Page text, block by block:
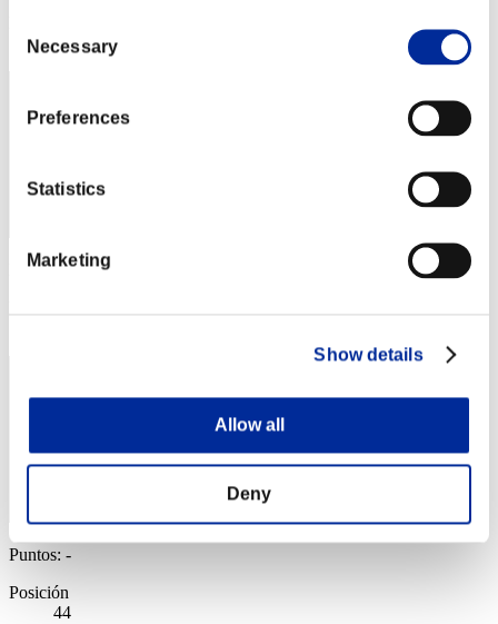
Selection
Necessary
Preferences
Statistics
Marketing
Show details
Allow all
Deny
42
Puntos: -
Puntos: -
Posición
44